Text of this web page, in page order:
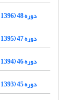
دوره 48 (1396)
دوره 47 (1395)
دوره 46 (1394)
دوره 45 (1393)